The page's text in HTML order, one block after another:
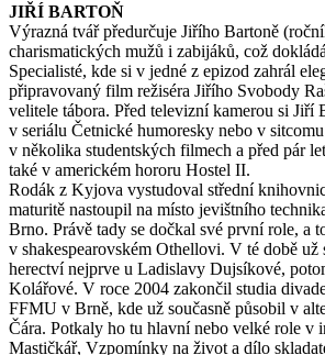
JIŘÍ BARTOŇ
Výrazná tvář předurčuje Jiřího Bartoně
charismatických mužů i zabijáků, což
Specialisté, kde si v jedné z epizod zahrál
připravovaný film režiséra Jiřího Svobody
velitele tábora. Před televizní kamerou si Jiří
v seriálu Četnické humoresky nebo v
v několika studentských filmech a před pár
také v americkém hororu Hostel II.
Rodák z Kyjova vystudoval střední
maturitě nastoupil na místo jevištního
Brno. Právě tady se dočkal své první role, a
v shakespearovském Othellovi. V té době už
herectví nejprve u Ladislavy Dujsíkové,
Kolářové. V roce 2004 zakončil studia
FFMU v Brně, kde už současně působil v
Čára. Potkaly ho tu hlavní nebo velké role v
Mastičkář, Vzpomínky na život a dílo